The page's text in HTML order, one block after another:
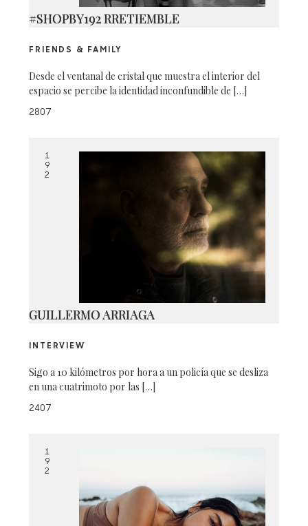
_DSC0439
#SHOPBY192 RRETIEMBLE
FRIENDS & FAMILY
Desde el ventanal de cristal que muestra el interior del
espacio se percibe la identidad inconfundible de […]
2807
1
9
2
GUILLERMO ARRIAGA
INTERVIEW
Sigo a 10 kilómetros por hora a un policía que se desliza
en una cuatrimoto por las […]
2407
1
9
2